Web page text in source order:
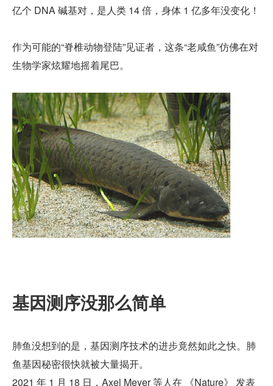
亿个 DNA 碱基对，是人类 14 倍，身体 1 亿多年没变化！
作为可能的“脊椎动物登陆”见证者，这条“老咸鱼”仿佛在对
生物学家炫耀地摇着尾巴。
基因测序没那么简单
肺鱼没想到的是，基因测序技术的进步竟然如此之快。肺
鱼基因秘密很快就被大量揭开。
2021 年 1 月 18 日，Axel Meyer 等人在 《Nature》 发表